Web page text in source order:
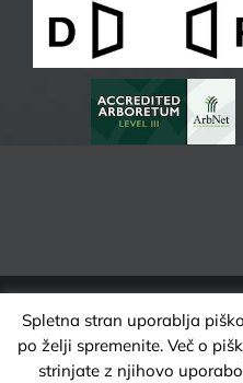
ARBORETUM VOLČJI POTOK |
Spletna stran uporablja
po želji spremenite. Več o
strinjate z njihovo